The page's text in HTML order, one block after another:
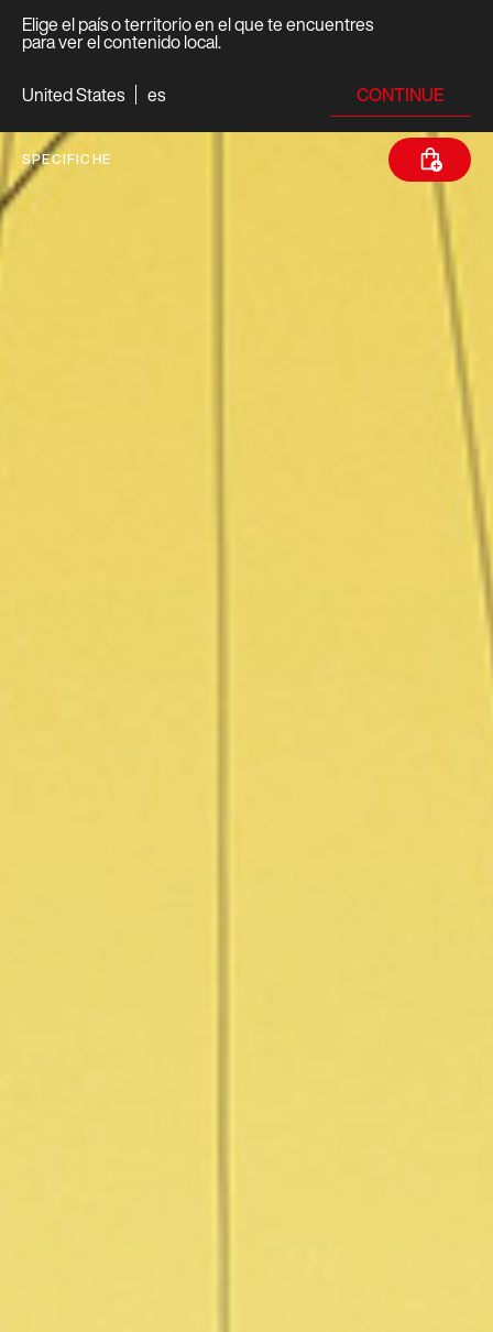
Elige el país o territorio en el que te encuentres
para ver el contenido local.
United States
es CONTINUE
SPECIFICHE